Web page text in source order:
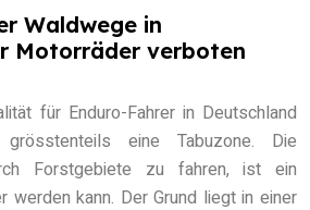
Waldwege in
Motorräder verboten
für Enduro-Fahrer in Deutschland
eine Tabuzone. Die
Forstgebiete zu fahren, ist ein
werden kann. Der Grund liegt in einer